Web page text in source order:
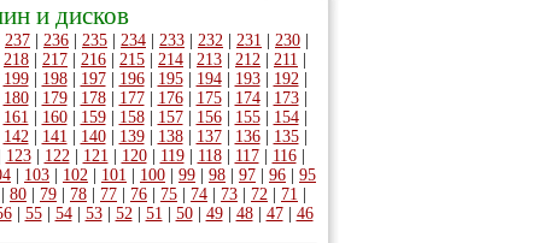
и дисков
237 236 235 234 233 232 231 230
218 217 216 215 214 213 212 211
199| 198| 197| 196| 195| 194| 193| 192|
180| 179| 178| 177| 176| 175| 174| 173|
161 160| 159| 158| 157| 156| 155| 154|
142| 141 140| 139| 138| 137| 136| 135|
123| 122| 121 120| 119| 118| 117| 116|
103 102 101 100 99 98 97 96
95
80 79 78 77 76 75 74 73 72 71
| 55| 54| 53| 52| 51 50| 49| 48| 47| 46